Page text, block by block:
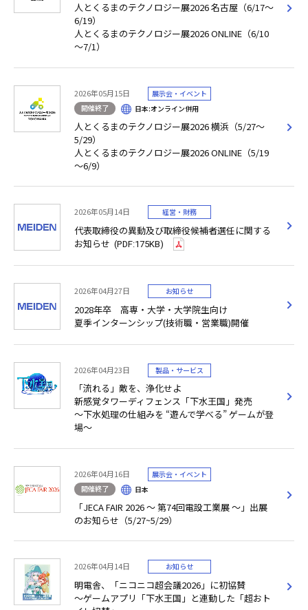
人とくるまのテクノロジー展2026 名古屋（6/17～
6/19）
人とくるまのテクノロジー展2026 ONLINE（6/10
～7/1）
2026年05月15日
展示会・イベント
開催終了
日本:オンライン併用
人とくるまのテクノロジー展2026 横浜（5/27～
5/29）
人とくるまのテクノロジー展2026 ONLINE（5/19
～6/9）
2026年05月14日 経営・財務
代表取締役の異動及び取締役候補者選任に関する
お知らせ (PDF:175KB)
2026年04月27日 お知らせ
2028年卒 高専・大学・大学院生向け
夏季インターンシップ(技術職・営業職)開催
2026年04月23日 製品・サービス
「流れる」敵を、浄化せよ
新感覚タワーディフェンス「下水王国」発売
～下水処理の仕組みを “遊んで学べる” ゲームが登
場～
2026年04月16日
展示会・イベント
開催終了
日本
「JECA FAIR 2026 ～ 第74回電設工業展 ～」出展
のお知らせ（5/27~5/29）
2026年04月14日 お知らせ
明電舎、「ニコニコ超会議2026」に初協賛
～ゲームアプリ「下水王国」と連動した「超おト